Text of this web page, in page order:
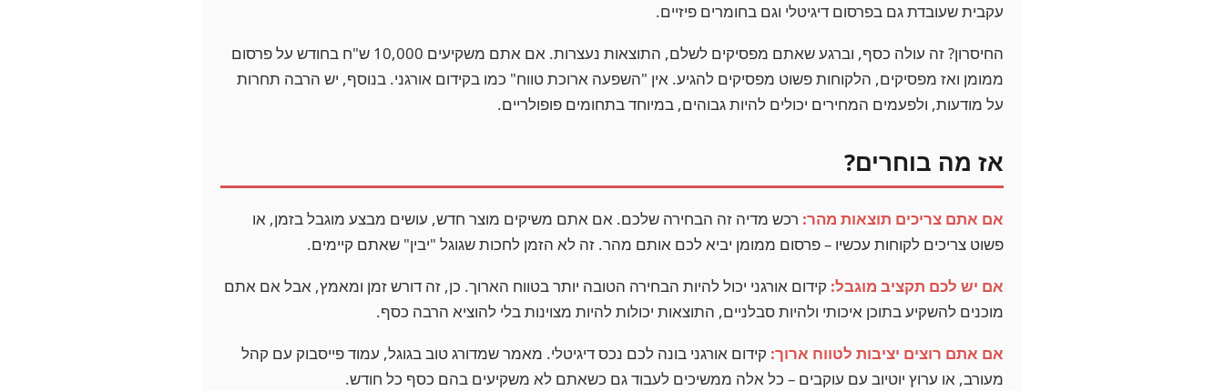
עקבית שעובדת גם בפרסום דיגיטלי וגם בחומרים פיזיים.
החיסרון? זה עולה כסף, וברגע שאתם מפסיקים לשלם, התוצאות נעצרות. אם אתם משקיעים 10,000 ש"ח בחודש על פרסום
ממומן ואז מפסיקים, הלקוחות פשוט מפסיקים להגיע. אין "השפעה ארוכת טווח" כמו בקידום אורגני. בנוסף, יש הרבה תחרות
על מודעות, ולפעמים המחירים יכולים להיות גבוהים, במיוחד בתחומים פופולריים.
אז מה בוחרים?
אם אתם צריכים תוצאות מהר: רכש מדיה זה הבחירה שלכם. אם אתם משיקים מוצר חדש, עושים מבצע מוגבל בזמן, או
פשוט צריכים לקוחות עכשיו – פרסום ממומן יביא לכם אותם מהר. זה לא הזמן לחכות שגוגל "יבין" שאתם קיימים.
אם יש לכם תקציב מוגבל: קידום אורגני יכול להיות הבחירה הטובה יותר בטווח הארוך. כן, זה דורש זמן ומאמץ, אבל אם אתם
מוכנים להשקיע בתוכן איכותי ולהיות סבלניים, התוצאות יכולות להיות מצוינות בלי להוציא הרבה כסף.
אם אתם רוצים יציבות לטווח ארוך: קידום אורגני בונה לכם נכס דיגיטלי. מאמר שמדורג טוב בגוגל, עמוד פייסבוק עם קהל
מעורב, או ערוץ יוטיוב עם עוקבים – כל אלה ממשיכים לעבוד גם כשאתם לא משקיעים בהם כסף כל חודש.